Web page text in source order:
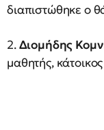
διαπιστώθηκε ο
2.Διομήδης
μαθητής,